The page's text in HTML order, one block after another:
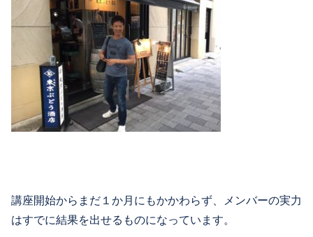
講座開始からまだ１か月にもかかわらず、メンバーの実力
はすでに結果を出せるものになっています。